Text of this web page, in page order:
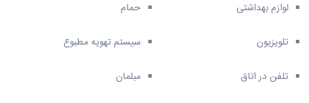
لوازم بهداشتی حمام
تلویزیون سیستم تهویه مطبوع
تلفن در اتاق مبلمان